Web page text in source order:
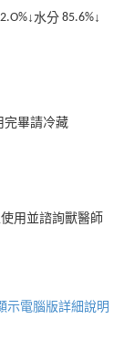
。
需透過AFTEE先享
為準，若有關於
home
付」服務完成之交
關給付款項請求債
公司不負相關責
公司將視審查結果
2.O%↓水分 85.6%↓
完畢請冷藏
用並諮詢獸醫師
示電腦版詳細說明